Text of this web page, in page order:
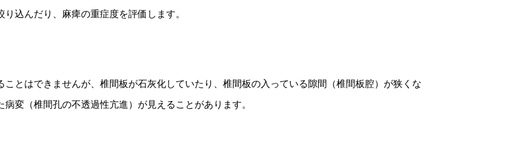
込んだり、麻痺の重症度を評価します。
ことはできませんが、椎間板が石灰化していたり、椎間板の入っている隙間（椎間板腔）が狭くな
変（椎間孔の不透過性亢進）が見えることがあります。